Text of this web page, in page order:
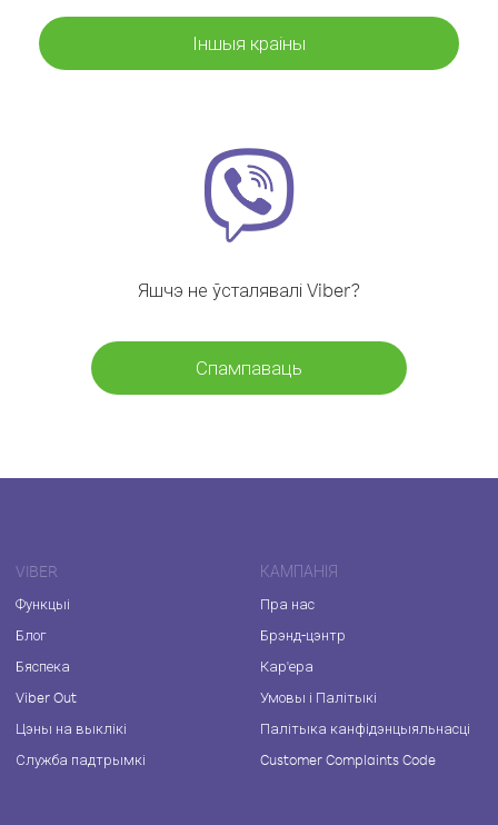
Іншыя краіны
Яшчэ не ўсталявалі Viber?
Спампаваць
VIBER
Функцыі
Блог
Бяспека
Viber Out
Цэны на выклікі
Служба падтрымкі
КАМПАНІЯ
Пра нас
Брэнд-цэнтр
Кар'ера
Умовы і Палітыкі
Палітыка канфідэнцыяльнасці
Customer Complaints Code